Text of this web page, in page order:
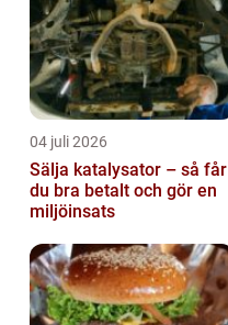
04 juli 2026
Sälja katalysator – så får
du bra betalt och gör en
miljöinsats